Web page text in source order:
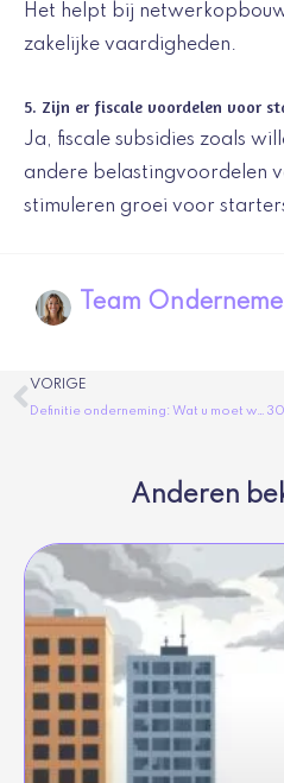
Het helpt bij
zakelijke vaardigheden.
5. Zijn er fiscale voordelen voor
Ja, fiscale subsidies zoals
andere belastingvoordelen
stimuleren groei voor
Team
Vorige
VORIGE
Anderen